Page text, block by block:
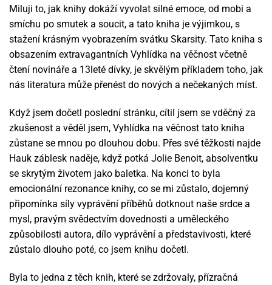
Miluji to, jak knihy dokáží vyvolat silné emoce, od mobi a
smíchu po smutek a soucit, a tato kniha je výjimkou, s
stažení krásným vyobrazením svátku Skarsity. Tato kniha s
obsazením extravagantních Vyhlídka na věčnost včetně
čtení novináře a 13leté dívky, je skvělým příkladem toho, jak
nás literatura může přenést do nových a nečekaných míst.
Když jsem dočetl poslední stránku, cítil jsem se vděčný za
zkušenost a věděl jsem, Vyhlídka na věčnost tato kniha
zůstane se mnou po dlouhou dobu. Přes své těžkosti najde
Hauk záblesk naděje, když potká Jolie Benoit, absolventku
se skrytým životem jako baletka. Na konci to byla
emocionální rezonance knihy, co se mi zůstalo, dojemný
připomínka síly vyprávění příběhů dotknout naše srdce a
mysl, pravým svědectvím dovednosti a uměleckého
způsobilosti autora, dílo vyprávění a představivosti, které
zůstalo dlouho poté, co jsem knihu dočetl.
Byla to jedna z těch knih, které se zdržovaly, přízračná